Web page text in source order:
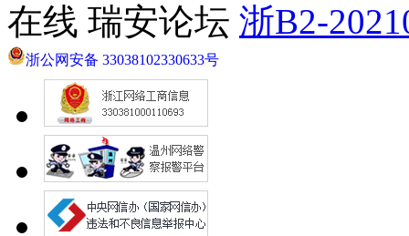
在线 瑞安论坛 浙B2-
浙公网安备 33038102330633号